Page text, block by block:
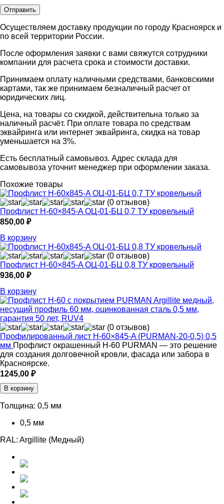
Осуществляем доставку продукции по городу Красноярск и
по всей территории России.
После оформления заявки с вами свяжутся сотрудники
компании для расчета срока и стоимости доставки.
Принимаем оплату наличными средствами, банковскими
картами, так же принимаем безналичный расчет от
юридических лиц.
Цена, на товары со скидкой, действительна только за
наличный расчёт. При оплате товара по средствам
эквайринга или интернет эквайринга, скидка на товар
уменьшается на 3%.
Есть бесплатный самовывоз. Адрес склада для
самовывоза уточнит менеджер при оформлении заказа.
Похожие товары
(0 отзывов)
Профлист Н-60×845-A ОЦ-01-БЦ 0,7 ТУ кровельный
850,00 ₽
В корзину
(0 отзывов)
Профлист Н-60×845-A ОЦ-01-БЦ 0,8 ТУ кровельный
936,00 ₽
В корзину
(0 отзывов)
Профилированный лист Н-60×845-A (PURMAN-20-0,5) 0,5
мм Профлист окрашенный Н-60 PURMAN — это решение
для создания долговечной кровли, фасада или забора в
Красноярске.
1245,00 ₽
В корзину
Толщина: 0,5 мм
0,5 мм
RAL: Argillite (Медный)